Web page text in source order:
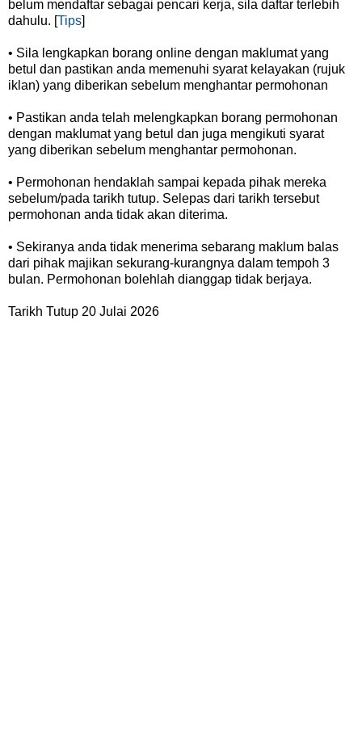
belum mendaftar sebagai pencari kerja, sila daftar terlebih
dahulu. [Tips]
• Sila lengkapkan borang online dengan maklumat yang
betul dan pastikan anda memenuhi syarat kelayakan (rujuk
iklan) yang diberikan sebelum menghantar permohonan
• Pastikan anda telah melengkapkan borang permohonan
dengan maklumat yang betul dan juga mengikuti syarat
yang diberikan sebelum menghantar permohonan.
• Permohonan hendaklah sampai kepada pihak mereka
sebelum/pada tarikh tutup. Selepas dari tarikh tersebut
permohonan anda tidak akan diterima.
• Sekiranya anda tidak menerima sebarang maklum balas
dari pihak majikan sekurang-kurangnya dalam tempoh 3
bulan. Permohonan bolehlah dianggap tidak berjaya.
Tarikh Tutup 20 Julai 2026